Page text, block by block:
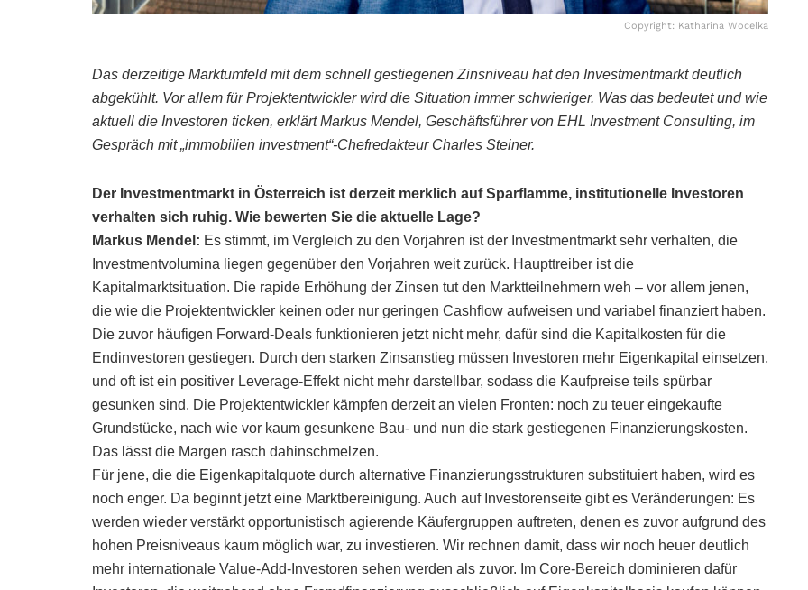
Copyright: Katharina Wocelka
Das derzeitige Marktumfeld mit dem schnell gestiegenen Zinsniveau hat den Investmentmarkt deutlich
abgekühlt. Vor allem für Projektentwickler wird die Situation immer schwieriger. Was das bedeutet und wie
aktuell die Investoren ticken, erklärt Markus Mendel, Geschäftsführer von EHL Investment Consulting, im
Gespräch mit „immobilien investment“-Chefredakteur Charles Steiner.
Der Investmentmarkt in Österreich ist derzeit merklich auf Sparflamme, institutionelle Investoren
verhalten sich ruhig. Wie bewerten Sie die aktuelle Lage?
Markus Mendel: Es stimmt, im Vergleich zu den Vorjahren ist der Investmentmarkt sehr verhalten, die
Investmentvolumina liegen gegenüber den Vorjahren weit zurück. Haupttreiber ist die
Kapitalmarktsituation. Die rapide Erhöhung der Zinsen tut den Marktteilnehmern weh – vor allem jenen,
die wie die Projektentwickler keinen oder nur geringen Cashflow aufweisen und variabel finanziert haben.
Die zuvor häufigen Forward-Deals funktionieren jetzt nicht mehr, dafür sind die Kapitalkosten für die
Endinvestoren gestiegen. Durch den starken Zinsanstieg müssen Investoren mehr Eigenkapital einsetzen,
und oft ist ein positiver Leverage-Effekt nicht mehr darstellbar, sodass die Kaufpreise teils spürbar
gesunken sind. Die Projektentwickler kämpfen derzeit an vielen Fronten: noch zu teuer eingekaufte
Grundstücke, nach wie vor kaum gesunkene Bau- und nun die stark gestiegenen Finanzierungskosten.
Das lässt die Margen rasch dahinschmelzen.
Für jene, die die Eigenkapitalquote durch alternative Finanzierungsstrukturen substituiert haben, wird es
noch enger. Da beginnt jetzt eine Marktbereinigung. Auch auf Investorenseite gibt es Veränderungen: Es
werden wieder verstärkt opportunistisch agierende Käufergruppen auftreten, denen es zuvor aufgrund des
hohen Preisniveaus kaum möglich war, zu investieren. Wir rechnen damit, dass wir noch heuer deutlich
mehr internationale Value-Add-Investoren sehen werden als zuvor. Im Core-Bereich dominieren dafür